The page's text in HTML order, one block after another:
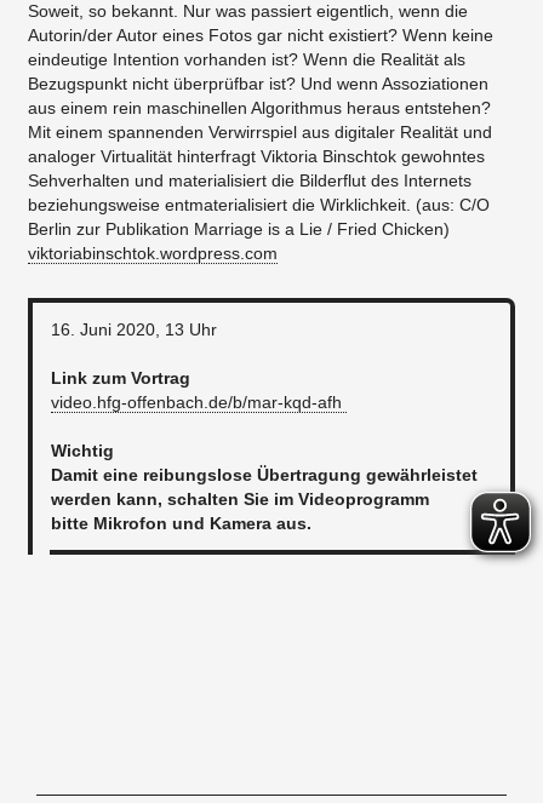
Soweit, so bekannt. Nur was passiert eigentlich, wenn die
Autorin/der Autor eines Fotos gar nicht existiert? Wenn keine
eindeutige Intention vorhanden ist? Wenn die Realität als
Bezugspunkt nicht überprüfbar ist? Und wenn Assoziationen
aus einem rein maschinellen Algorithmus heraus entstehen?
Mit einem spannenden Verwirrspiel aus digitaler Realität und
analoger Virtualität hinterfragt Viktoria Binschtok gewohntes
Sehverhalten und materialisiert die Bilderflut des Internets
beziehungsweise entmaterialisiert die Wirklichkeit. (aus: C/O
Berlin zur Publikation Marriage is a Lie / Fried Chicken)
viktoriabinschtok.wordpress.com
16. Juni 2020, 13 Uhr
Link zum Vortrag
video.hfg-offenbach.de/b/mar-kqd-afh
Wichtig
Damit eine reibungslose Übertragung gewährleistet
werden kann, schalten Sie im Videoprogramm
bitte Mikrofon und Kamera aus.